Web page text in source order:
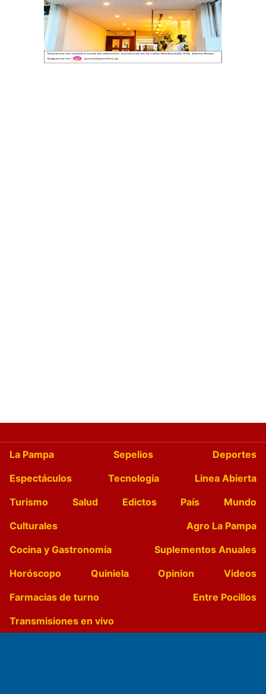
La Pampa Sepelios
Deportes
Espectáculos
Tecnología
Linea Abierta
Turismo
Salud Edictos País
Mundo
Culturales
Agro La Pampa
Cocina y Gastronomía
Suplementos Anuales
Horóscopo
Quiniela Opinion
Videos
Farmacias de turno
Entre Pocillos
Transmisiones en vivo